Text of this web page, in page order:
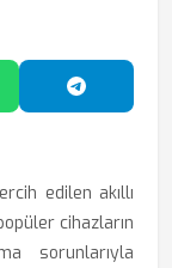
Paylaş
edilen akıllı
cihazların
sorunlarıyla